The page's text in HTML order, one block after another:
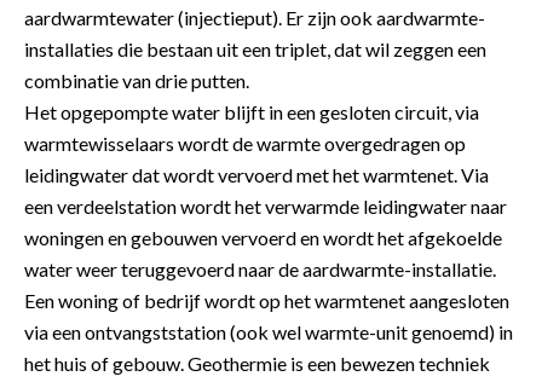
aardwarmtewater (injectieput). Er zijn ook aardwarmte-
installaties die bestaan uit een triplet, dat wil zeggen een
combinatie van drie putten.
Het opgepompte water blijft in een gesloten circuit, via
warmtewisselaars wordt de warmte overgedragen op
leidingwater dat wordt vervoerd met het warmtenet. Via
een verdeelstation wordt het verwarmde leidingwater naar
woningen en gebouwen vervoerd en wordt het afgekoelde
water weer teruggevoerd naar de aardwarmte-installatie.
Een woning of bedrijf wordt op het warmtenet aangesloten
via een ontvangststation (ook wel warmte-unit genoemd) in
het huis of gebouw. Geothermie is een bewezen techniek